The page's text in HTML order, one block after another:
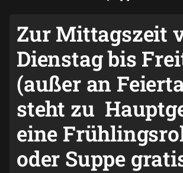
ZurMittagszeit
Dienstag bis
(außer an
steht zu
eine
oder Suppe